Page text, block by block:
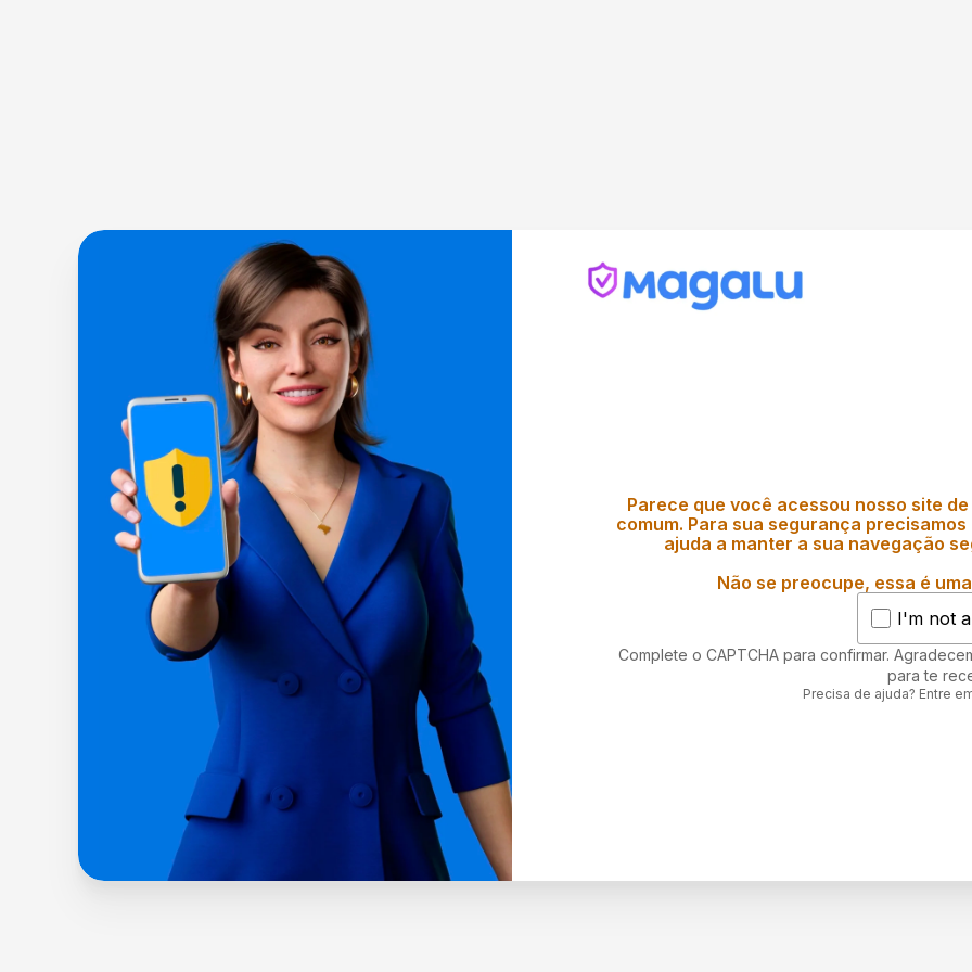
Parece que você acessou nosso site
comum. Para sua segurança
ajuda a manter a sua navegação
Não se preocupe, essa é
I'm not
Complete o CAPTCHA para confirmar.
para te
Precisa de ajuda? Entre